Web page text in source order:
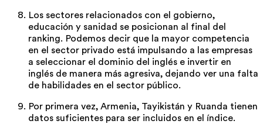
Los sectores relacionados con el gobierno,
educación y sanidad se posicionan al final del
ranking. Podemos decir que la mayor competencia
en el sector privado está impulsando a las empresas
a seleccionar el dominio del inglés e invertir en
inglés de manera más agresiva, dejando ver una falta
de habilidades en el sector público.
Por primera vez, Armenia, Tayikistán y Ruanda tienen
datos suficientes para ser incluidos en el índice.